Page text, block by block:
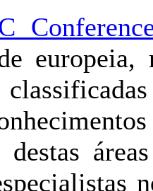
europeia,
destas